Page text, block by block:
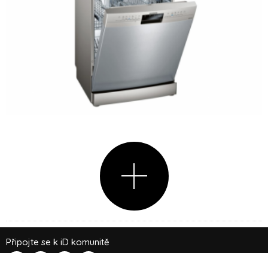
Připojte se k iD komunitě